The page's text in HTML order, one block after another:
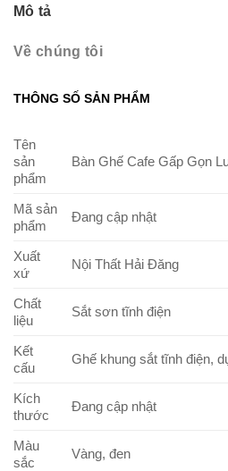
Mô tả
Về chúng tôi
THÔNG SỐ SẢN PHẨM
Tên
sản
phẩm
Bàn Ghế Cafe Gấp Gọn
Mã sản
phẩm
Đang cập nhật
Xuất
xứ
Nội Thất Hải Đăng
Chất
liệu
Sắt sơn tĩnh điện
Kết
cấu
Ghế khung sắt tĩnh điện,
Kích
thước
Đang cập nhật
Màu
sắc
Vàng, đen